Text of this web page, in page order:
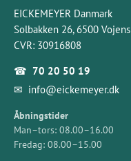
EICKEMEYER Danmark
Solbakken 26, 6500 Vojens
CVR: 30916808
☎ 70 20 50 19
✉ info@eickemeyer.dk
Åbningstider
Man–tors: 08.00–16.00
Fredag: 08.00–15.00